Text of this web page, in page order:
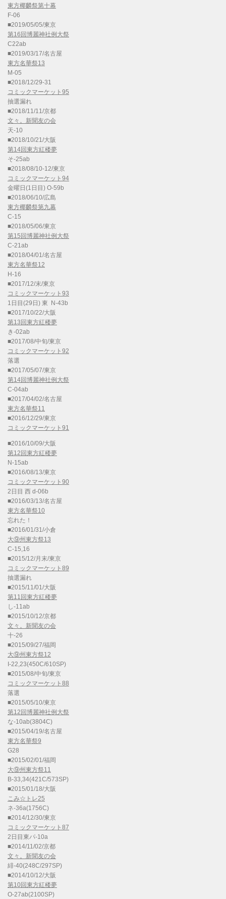
東方椰麟祭第十幕
F-06
■2019/05/05/東京
第16回博麗神社例大祭
C22ab
■2019/03/17/名古屋
東方名華祭13
M-05
■2018/12/29-31
コミックマーケット95
抽選漏れ
■2018/11/11/京都
文々。新聞友の会
天-10
■2018/10/21/大阪
第14回東方紅楼夢
そ-25ab
■2018/08/10-12/東京
コミックマーケット94
金曜日(1日目) O-59b
■2018/06/10/広島
東方椰麟祭第九幕
C-15
■2018/05/06/東京
第15回博麗神社例大祭
C-21ab
■2018/04/01/名古屋
東方名華祭12
H-16
■2017/12/末/東京
コミックマーケット93
1日目(29日) 東 N-43b
■2017/10/22/大阪
第13回東方紅楼夢
き-02ab
■2017/08/中旬/東京
コミックマーケット92
落選
■2017/05/07/東京
第14回博麗神社例大祭
C-04ab
■2017/04/02/名古屋
東方名華祭11
■2016/12/29/東京
コミックマーケット91
■2016/10/09/大阪
第12回東方紅楼夢
N-15ab
■2016/08/13/東京
コミックマーケット90
2日目 西 d-06b
■2016/03/13/名古屋
東方名華祭10
忘れた！
■2016/01/31/小倉
大⑨州東方祭13
C-15,16
■2015/12/月末/東京
コミックマーケット89
抽選漏れ
■2015/11/01/大阪
第11回東方紅楼夢
し-11ab
■2015/10/12/京都
文々。新聞友の会
十-26
■2015/09/27/福岡
大⑨州東方祭12
I-22,23(450C/610SP)
■2015/08/中旬/東京
コミックマーケット88
落選
■2015/05/10/東京
第12回博麗神社例大祭
な-10ab(3804C)
■2015/04/19/名古屋
東方名華祭9
G28
■2015/02/01/福岡
大⑨州東方祭11
B-33,34(421C/573SP)
■2015/01/18/大阪
こみ☆トレ25
ネ-36a(1756C)
■2014/12/30/東京
コミックマーケット87
2日目東パ-10a
■2014/11/02/京都
文々。新聞友の会
緋-40(248C/297SP)
■2014/10/12/大阪
第10回東方紅楼夢
O-27ab(2100SP)